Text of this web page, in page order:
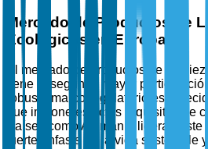
Mercado de Productos de
Ecológicos en Europa
El mercado de productos de
tiene la segunda mayor
robusto marco regulatorio
que impone estrictos requisitos de
Países como Alemania lideran
fuerte énfasis en la vida sostenible